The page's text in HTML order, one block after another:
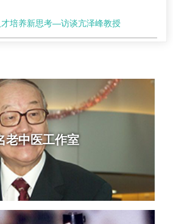
培养新思考—访谈亢泽峰教授
老中医工作室